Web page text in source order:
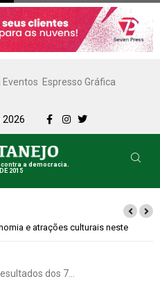
Eventos Espresso Gráfica
a democracia.
2015
em um suspense
dos 7…